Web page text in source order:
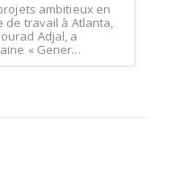
ambitieux en
de travail à Atlanta,
Adjal, a
« Gener...